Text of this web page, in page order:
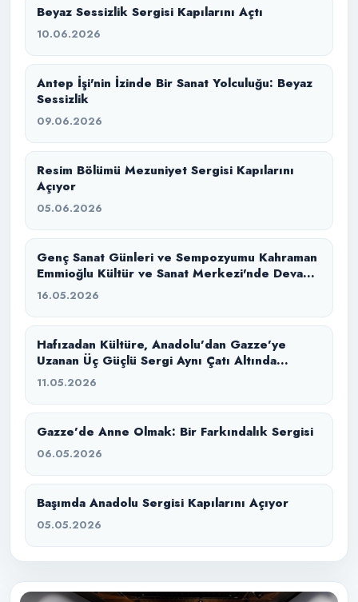
Beyaz Sessizlik Sergisi Kapılarını Açtı
10.06.2026
Antep İşi'nin İzinde Bir Sanat Yolculuğu: Beyaz
Sessizlik
09.06.2026
Resim Bölümü Mezuniyet Sergisi Kapılarını
Açıyor
05.06.2026
Genç Sanat Günleri ve Sempozyumu Kahraman
Emmioğlu Kültür ve Sanat Merkezi'nde Devam
Ediyor
16.05.2026
Hafızadan Kültüre, Anadolu’dan Gazze’ye
Uzanan Üç Güçlü Sergi Aynı Çatı Altında
Buluştu
11.05.2026
Gazze’de Anne Olmak: Bir Farkındalık Sergisi
06.05.2026
Başımda Anadolu Sergisi Kapılarını Açıyor
05.05.2026